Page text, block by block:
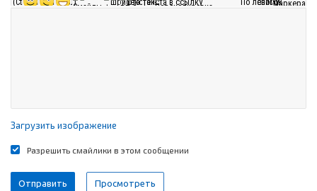
Загрузить изображение
Разрешить смайлики в этом сообщении